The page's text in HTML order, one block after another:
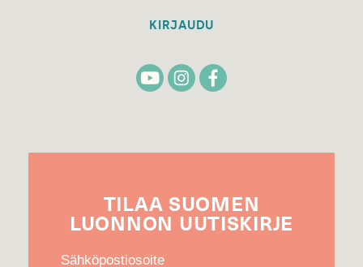
KIRJAUDU
TILAA SUOMEN
LUONNON UUTIS­KIRJE
Sähköpostiosoite